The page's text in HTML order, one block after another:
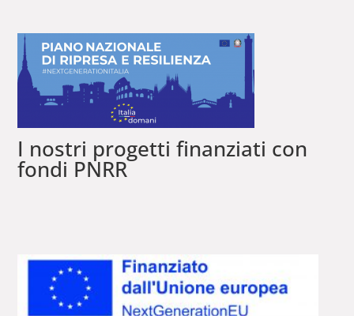
I nostri progetti finanziati con
fondi PNRR